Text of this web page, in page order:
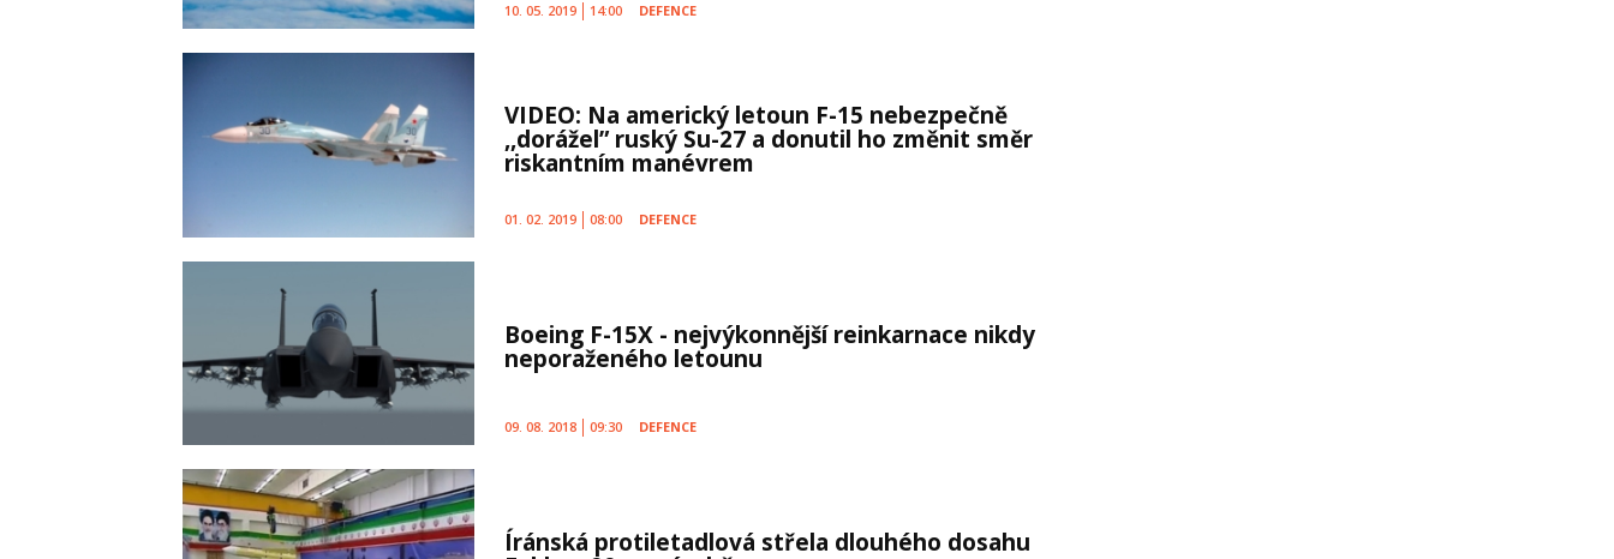
10. 05. 2019 14:00 DEFENCE
VIDEO: Na americký letoun F-15 nebezpečně
,,dorážel” ruský Su-27 a donutil ho změnit směr
riskantním manévrem
01. 02. 2019 08:00 DEFENCE
Boeing F-15X - nejvýkonnější reinkarnace nikdy
neporaženého letounu
09. 08. 2018 09:30 DEFENCE
Íránská protiletadlová střela dlouhého dosahu